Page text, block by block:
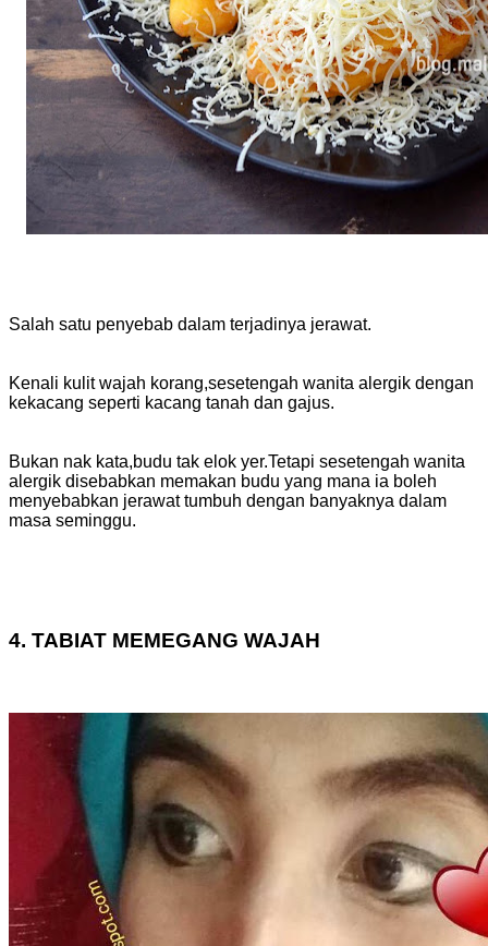
Salah satu penyebab dalam terjadinya jerawat.
Kenali kulit wajah korang,sesetengah wanita alergik dengan
kekacang seperti kacang tanah dan gajus.
Bukan nak kata,budu tak elok yer.Tetapi sesetengah wanita
alergik disebabkan memakan budu yang mana ia boleh
menyebabkan jerawat tumbuh dengan banyaknya dalam
masa seminggu.
4. TABIAT MEMEGANG WAJAH